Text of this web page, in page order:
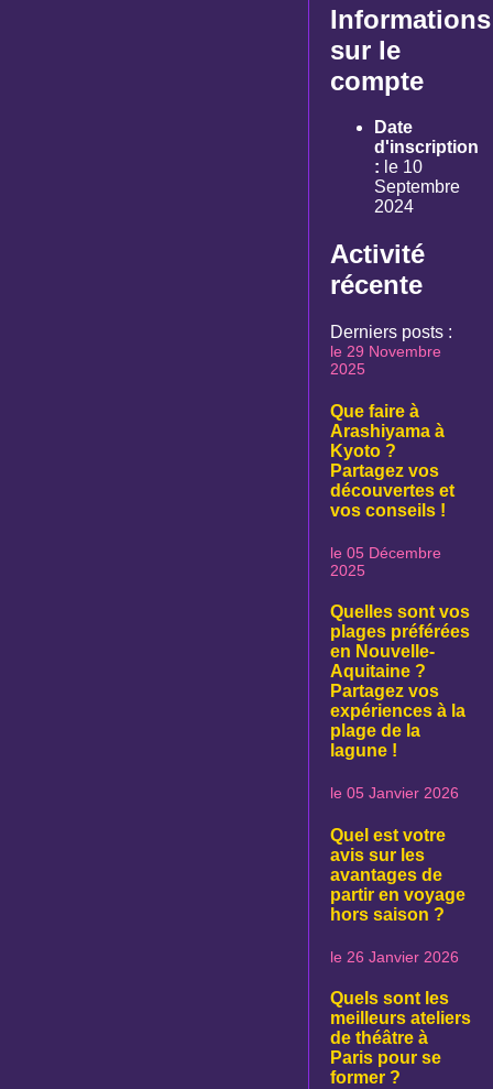
Informations
sur le
compte
Date
d'inscription
: le 10
Septembre
2024
Activité
récente
Derniers posts :
le 29 Novembre
2025
Que faire à
Arashiyama à
Kyoto ?
Partagez vos
découvertes et
vos conseils !
le 05 Décembre
2025
Quelles sont vos
plages préférées
en Nouvelle-
Aquitaine ?
Partagez vos
expériences à la
plage de la
lagune !
le 05 Janvier 2026
Quel est votre
avis sur les
avantages de
partir en voyage
hors saison ?
le 26 Janvier 2026
Quels sont les
meilleurs ateliers
de théâtre à
Paris pour se
former ?